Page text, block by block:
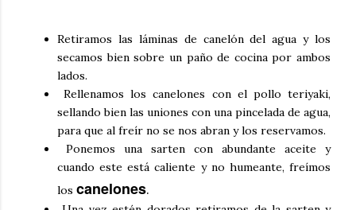
Retiramos las láminas de canelón del agua y los
secamos bien sobre un paño de cocina por ambos
lados.
Rellenamos los canelones con el pollo teriyaki,
sellando bien las uniones con una pincelada de agua,
para que al freír no se nos abran y los reservamos.
Ponemos una sarten con abundante aceite y
cuando este está caliente y no humeante, freímos
los canelones.